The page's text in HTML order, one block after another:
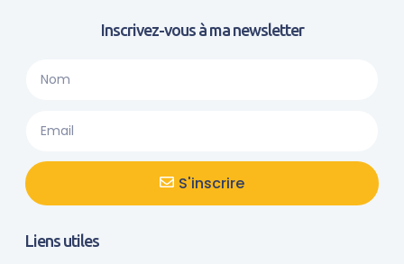
Inscrivez-vous à ma newsletter
S'inscrire
Liens utiles